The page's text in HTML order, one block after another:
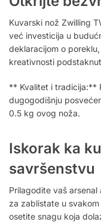
Kuvarski nož Zwilling
već investicija u
deklaracijom o
kreativnosti
** Kvalitet i tradicija:**
dugogodišnju
0.5 kg ovog noža.
Iskorak ka
savršenstvu
Prilagodite vaš
za zablistate u
osetite snagu koja